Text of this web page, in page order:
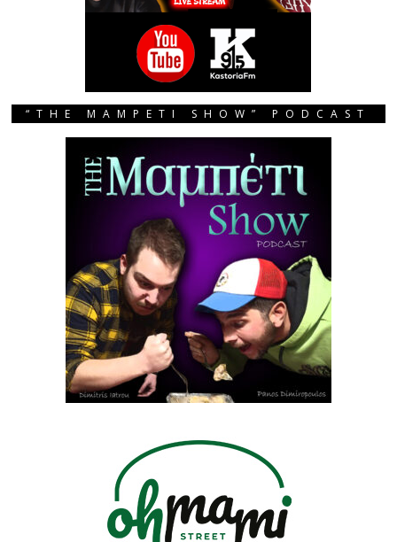
“THE MAMPETI SHOW” PODCAST